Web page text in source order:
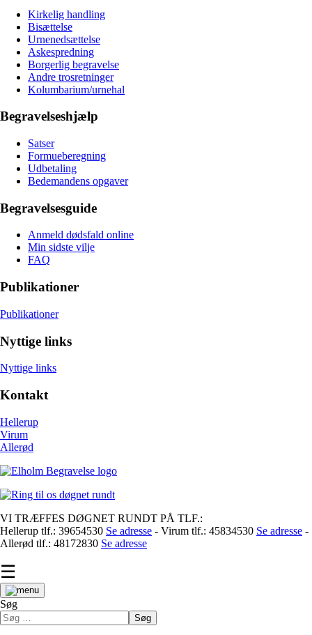
Kirkelig handling
Bisættelse
Urnenedsættelse
Askespredning
Borgerlig begravelse
Andre trosretninger
Kolumbarium/urnehal
Begravelseshjælp
Satser
Formueberegning
Udbetaling
Bedemandens opgaver
Begravelsesguide
Anmeld dødsfald online
Min sidste vilje
FAQ
Publikationer
Publikationer
Nyttige links
Nyttige links
Kontakt
Hellerup
Virum
Allerød
VI TRÆFFES DØGNET RUNDT PÅ TLF.:
Hellerup tlf.: 39654530 Se adresse - Virum tlf.: 45834530 Se adresse -
Allerød tlf.: 48172830 Se adresse
☰
Søg
Søg